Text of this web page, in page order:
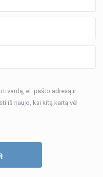
vardą, el. pašto adresą ir
iš naujo, kai kitą kartą vėl